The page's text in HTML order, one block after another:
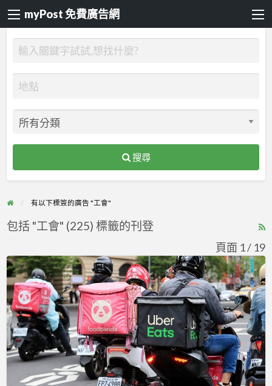
myPost 免費廣告網
搜尋
有以下標簽的廣告 "工會"
包括 "工會" (225) 標籤的刊登
頁面 1 / 19
美
食
外
送
員
加
入